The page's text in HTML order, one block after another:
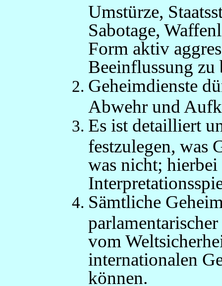
Umstürze,
Sabotage,
Form aktiv
Beeinflussung zu
Geheimdienste
Abwehr und
Es ist detailliert
festzulegen, was
was nicht;
Sämtliche
vom
internationalen
können.